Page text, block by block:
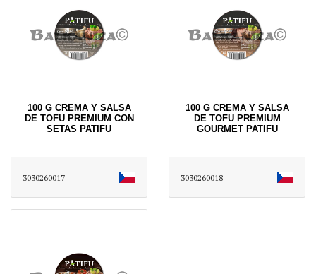
100 G CREMA Y SALSA
DE TOFU PREMIUM CON
SETAS PATIFU
3030260017
100 G CREMA Y SALSA
DE TOFU PREMIUM
GOURMET PATIFU
3030260018